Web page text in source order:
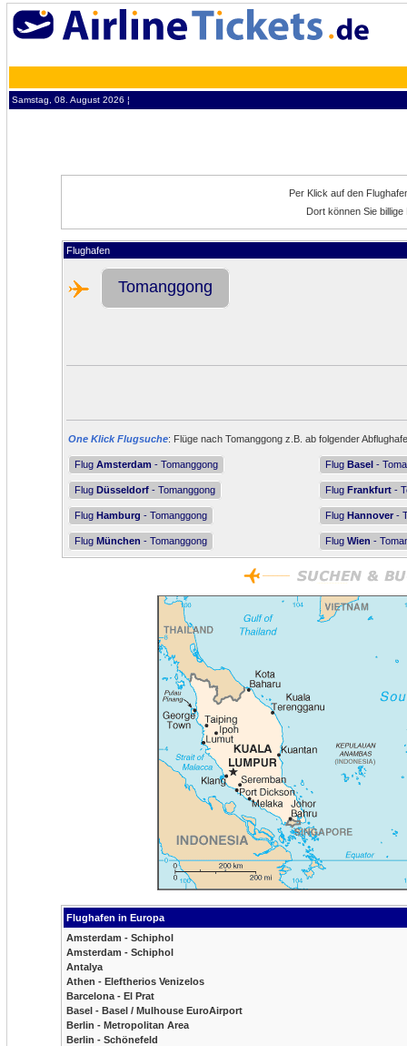
Samstag, 08. August 2026 ¦
Per Klick auf den
Dort können Sie
Flughafen
Tomanggong
One Klick Flugsuche: Flüge nach Tomanggong z.B. ab folgender
Flug Amsterdam - Tomanggong Flug Basel -
Flug Düsseldorf - Tomanggong Flug Frankfurt -
Flug Hamburg - Tomanggong Flug Hannover -
Flug München - Tomanggong Flug Wien -
Flughafen in Europa
Amsterdam - Schiphol
Amsterdam - Schiphol
Antalya
Athen - Eleftherios Venizelos
Barcelona - El Prat
Basel - Basel / Mulhouse EuroAirport
Berlin - Metropolitan Area
Berlin - Schönefeld